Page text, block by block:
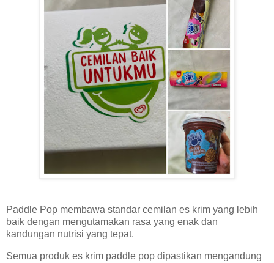
Paddle Pop membawa standar cemilan es krim yang lebih
baik dengan mengutamakan rasa yang enak dan
kandungan nutrisi yang tepat.
Semua produk es krim paddle pop dipastikan mengandung